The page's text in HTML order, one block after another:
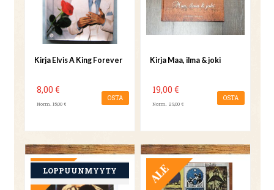
Kirja Elvis A King Forever
8,00 €
Norm. 15,00 €
OSTA
Kirja Maa, ilma & joki
19,00 €
Norm. 29,00 €
OSTA
TARJOUS